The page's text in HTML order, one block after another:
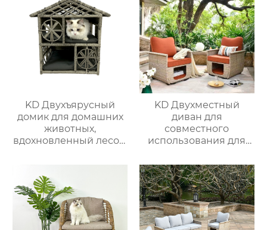
KD Двухъярусный
домик для домашних
животных,
вдохновленный лесом
KD Двухместный
диван для
совместного
использования для